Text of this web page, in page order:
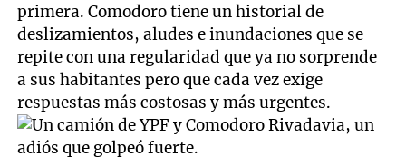
primera. Comodoro tiene un historial de
deslizamientos, aludes e inundaciones que se
repite con una regularidad que ya no sorprende
a sus habitantes pero que cada vez exige
respuestas más costosas y más urgentes.